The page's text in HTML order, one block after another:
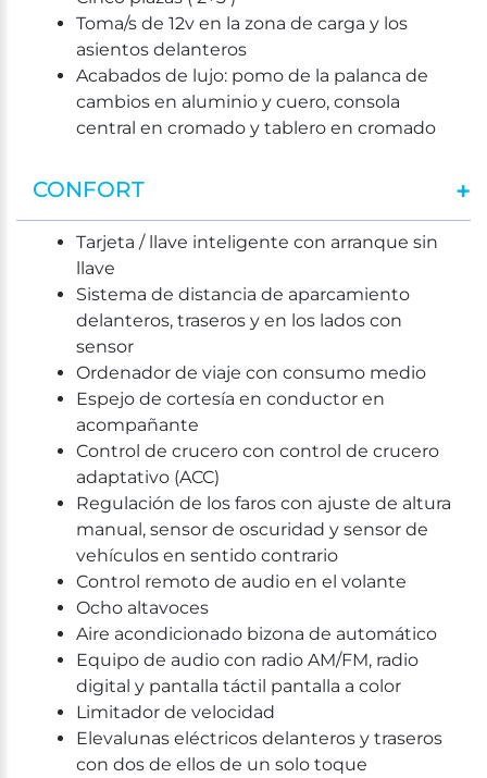
Toma/s de 12v en la zona de carga y los
asientos delanteros
Acabados de lujo: pomo de la palanca de
cambios en aluminio y cuero, consola
central en cromado y tablero en cromado
CONFORT
Tarjeta / llave inteligente con arranque sin
llave
Sistema de distancia de aparcamiento
delanteros, traseros y en los lados con
sensor
Ordenador de viaje con consumo medio
Espejo de cortesía en conductor en
acompañante
Control de crucero con control de crucero
adaptativo (ACC)
Regulación de los faros con ajuste de altura
manual, sensor de oscuridad y sensor de
vehículos en sentido contrario
Control remoto de audio en el volante
Ocho altavoces
Aire acondicionado bizona de automático
Equipo de audio con radio AM/FM, radio
digital y pantalla táctil pantalla a color
Limitador de velocidad
Elevalunas eléctricos delanteros y traseros
con dos de ellos de un solo toque